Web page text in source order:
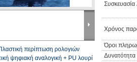
περίπτωση ρολογιών
ψηφιακή αναλογική + PU λουρί
Συσκευασία
Χρόνος
Όροι